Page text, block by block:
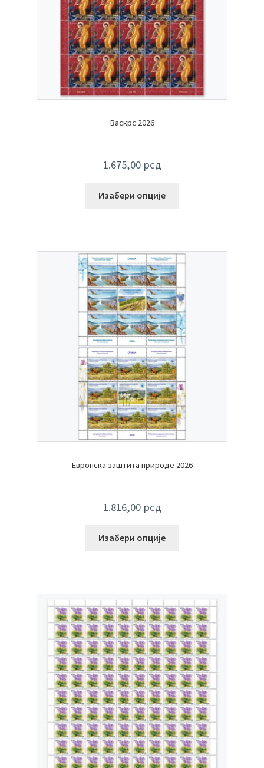
Васкрс 2026
1.675,00 рсд
Изабери опције
Европска заштита природе 2026
1.816,00 рсд
Изабери опције